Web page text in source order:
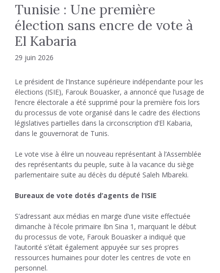
Tunisie : Une première
élection sans encre de vote à
El Kabaria
29 juin 2026
Le président de l’Instance supérieure indépendante pour les
élections (ISIE), Farouk Bouasker, a annoncé que l’usage de
l’encre électorale a été supprimé pour la première fois lors
du processus de vote organisé dans le cadre des élections
législatives partielles dans la circonscription d’El Kabaria,
dans le gouvernorat de Tunis.
Le vote vise à élire un nouveau représentant à l’Assemblée
des représentants du peuple, suite à la vacance du siège
parlementaire suite au décès du député Saleh Mbareki.
Bureaux de vote dotés d’agents de l’ISIE
S’adressant aux médias en marge d’une visite effectuée
dimanche à l’école primaire Ibn Sina 1, marquant le début
du processus de vote, Farouk Bouasker a indiqué que
l’autorité s’était également appuyée sur ses propres
ressources humaines pour doter les centres de vote en
personnel.